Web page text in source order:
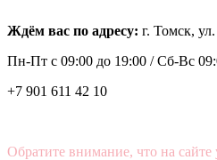
Ждём вас по адресу: г. Томск,
Пн-Пт с 09:00 до 19:00 /Сб-Вс
+7 901 611 42 10
Обратите внимание, что на